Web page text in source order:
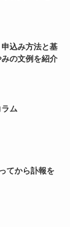
込み方法と基
の文例を紹介
ム
てから訃報を